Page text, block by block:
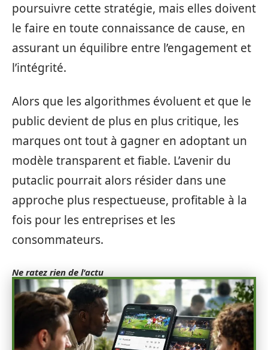
poursuivre cette stratégie, mais elles doivent
le faire en toute connaissance de cause, en
assurant un équilibre entre l’engagement et
l’intégrité.
Alors que les algorithmes évoluent et que le
public devient de plus en plus critique, les
marques ont tout à gagner en adoptant un
modèle transparent et fiable. L’avenir du
putaclic pourrait alors résider dans une
approche plus respectueuse, profitable à la
fois pour les entreprises et les
consommateurs.
Ne ratez rien de l'actu